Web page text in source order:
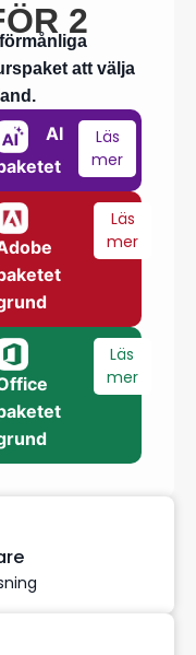
2
att välja
AI
Läs
mer
Läs
mer
Läs
mer